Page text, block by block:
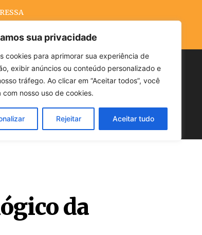
sua privacidade
cookies para aprimorar sua experiência de
exibir anúncios ou conteúdo personalizado e
tráfego. Ao clicar em “Aceitar todos”, você
com nosso uso de cookies.
Rejeitar Aceitar tudo
Buscar
CLIMA ECONOMIA
da